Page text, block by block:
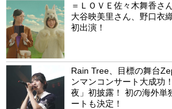
＝ＬＯＶＥ佐々木舞香さ
大谷映美里さん、野口衣
初出演！
Rain Tree、目標の舞台
ンマンコンサート大成功
夜」初披露！ 初の海外単
ートも決定！